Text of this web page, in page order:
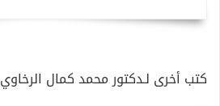
كتب أخرى لـدكتور محمد كمال الرخاوي